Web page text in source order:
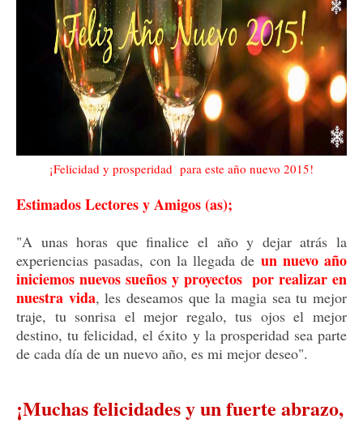
¡Felicidad y prosperidad para este año nuevo 2015!
Estimados Lectores y Amigos (as);
"A unas horas que finalice el año y dejar atrás la
experiencias pasadas, con la llegada de un nuevo año
iniciemos nuevos sueños y proyectos por realizar en
nuestra vida, lesdeseamos que la magia sea tu mejor
traje, tu sonrisa el mejor regalo, tus ojos el mejor
destino, tu felicidad, el éxito y la prosperidad sea parte
de cada día de un nuevo año, es mi mejor deseo".
¡Muchas felicidades y un fuerte abrazo,